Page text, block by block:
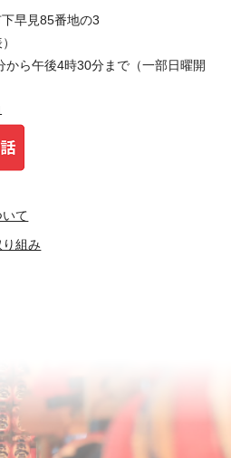
早見85番地の3
から午後4時30分まで（一部日曜開
て
組み